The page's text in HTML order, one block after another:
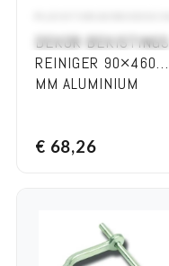
DEKOR BEKISTINGS
REINIGER 90×460
MM ALUMINIUM
€ 68,26